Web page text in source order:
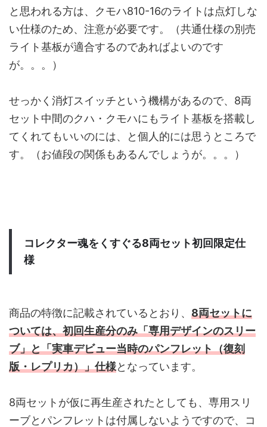
と思われる方は、クモハ810-16のライトは点灯しな
い仕様のため、注意が必要です。（共通仕様の別売
ライト基板が適合するのであればよいのです
が。。。）
せっかく消灯スイッチという機構があるので、8両
セット中間のクハ・クモハにもライト基板を搭載し
てくれてもいいのには、と個人的には思うところで
す。（お値段の関係もあるんでしょうが。。。）
コレクター魂をくすぐる8両セット初回限定仕
様
商品の特徴に記載されているとおり、 8両セットに
ついては、初回生産分のみ「専用デザインのスリー
ブ」と「実車デビュー当時のパンフレット（復刻
版・レプリカ）」仕様となっています。
8両セットが仮に再生産されたとしても、専用スリ
ーブとパンフレットは付属しないようですので、コ